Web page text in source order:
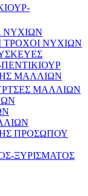
ΝΥΧΙΩΝ
ΤΡΟΧΟΙ ΝΥΧΙΩΝ
ΜΑΛΛΙΩΝ
ΜΑΛΛΙΩΝ
ΠΡΟΣΩΠΟΥ
ΞΥΡΙΣΜΑΤΟΣ